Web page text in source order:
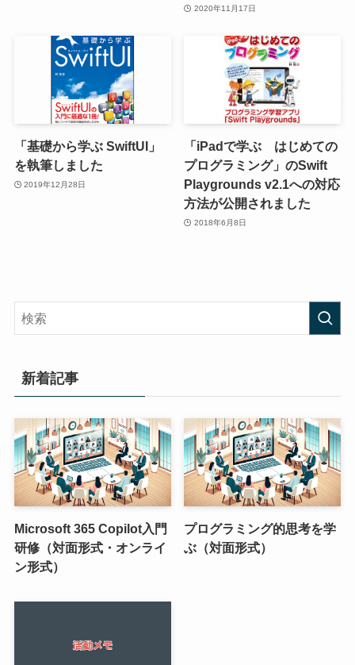
2020年11月17日
「基礎から学ぶ SwiftUI」
を執筆しました
2019年12月28日
「iPadで学ぶ はじめての
プログラミング」のSwift
Playgrounds v2.1への対応
方法が公開されました
2018年6月8日
新着記事
Microsoft 365 Copilot入門
研修（対面形式・オンライ
ン形式）
プログラミング的思考を学
ぶ（対面形式）